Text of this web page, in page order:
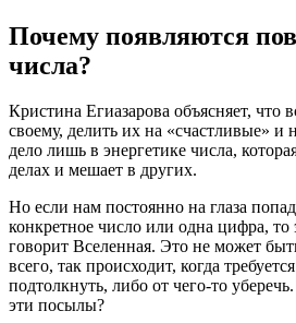
Почему появляются
числа?
Кристина Егиазарова объясняет, что
своему, делить их на «счастливые» и
дело лишь в энергетике числа,
делах и мешает в других.
Но если нам постоянно на глаза
конкретное число или одна цифра, то
говорит Вселенная. Это не может
всего, так происходит, когда
подтолкнуть, либо от чего-то
эти посылы?